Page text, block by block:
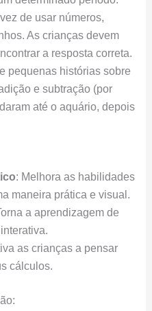
de usar números,
As crianças devem
a resposta correta.
pequenas histórias sobre
e subtração (por
até o aquário, depois
: Melhora as habilidades
maneira prática e visual.
a aprendizagem de
as crianças a pensar
cálculos.